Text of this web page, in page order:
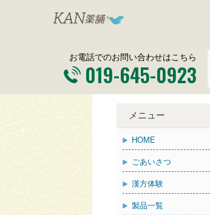
お電話でのお問い合わせはこちら
019-645-0923
メニュー
HOME
ごあいさつ
漢方体験
製品一覧